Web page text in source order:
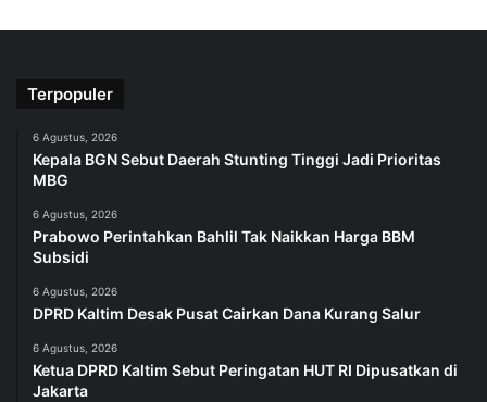
Terpopuler
6 Agustus, 2026
Kepala BGN Sebut Daerah Stunting Tinggi Jadi Prioritas
MBG
6 Agustus, 2026
Prabowo Perintahkan Bahlil Tak Naikkan Harga BBM
Subsidi
6 Agustus, 2026
DPRD Kaltim Desak Pusat Cairkan Dana Kurang Salur
6 Agustus, 2026
Ketua DPRD Kaltim Sebut Peringatan HUT RI Dipusatkan di
Jakarta